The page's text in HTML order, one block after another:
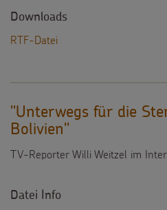
Downloads
RTF-Datei
"Unterwegs für die
Bolivien"
TV-Reporter Willi Weitzel im
Datei Info